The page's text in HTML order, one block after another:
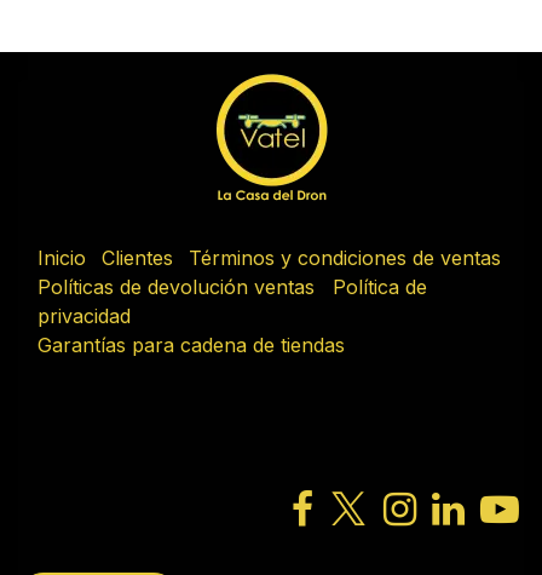
Inicio Clientes
Términos y condiciones de ventas
Políticas de devolución ventas
Política de
privacidad
Garantías para cadena de tiendas